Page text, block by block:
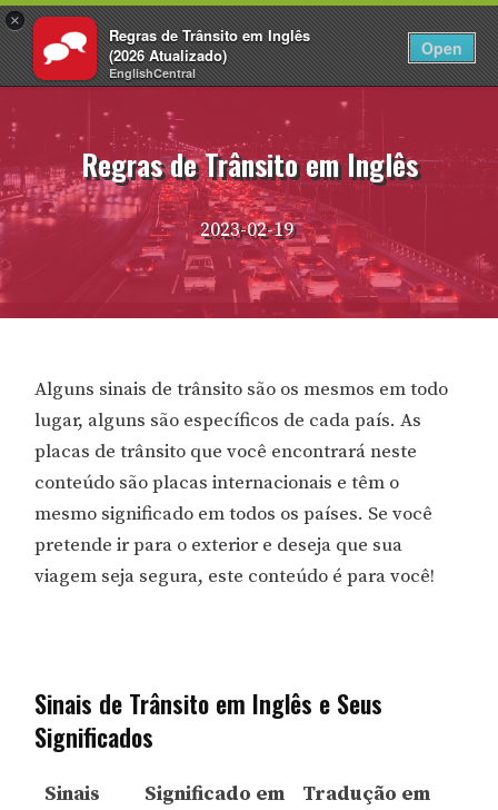
×
Regras de Trânsito em Inglês
(2026 Atualizado)
EnglishCentral
Open
Fazer login PT
Pular
para
o
conteúdoRegras de Trânsito em Inglês
2023-02-19
Alguns sinais de trânsito são os mesmos em todo
lugar, alguns são específicos de cada país. As
placas de trânsito que você encontrará neste
conteúdo são placas internacionais e têm o
mesmo significado em todos os países. Se você
pretende ir para o exterior e deseja que sua
viagem seja segura, este conteúdo é para você!
Sinais de Trânsito em Inglês e Seus
Significados
Sinais
Significado em
Tradução em